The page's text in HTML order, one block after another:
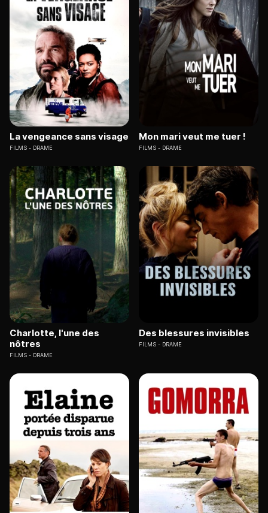
La vengeance sans visage
FILMS DRAME
Mon mari veut me tuer !
FILMS DRAME
Charlotte, l'une des
nôtres
FILMS DRAME
Des blessures invisibles
FILMS DRAME